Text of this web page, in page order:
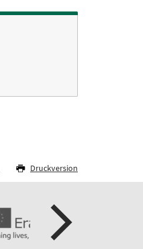
Druckversion